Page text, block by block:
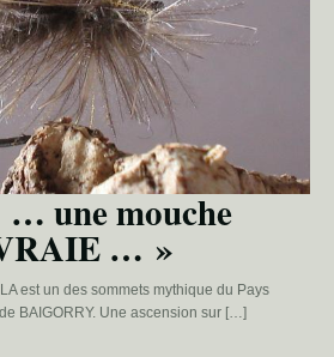
une mouche
… »
est un des sommets mythique du Pays
BAIGORRY. Une ascension sur […]